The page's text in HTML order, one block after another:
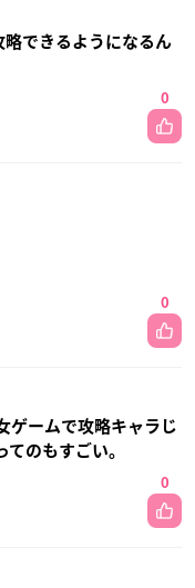
略できるようになるん
0
0
ゲームで攻略キャラじ
のもすごい。
0